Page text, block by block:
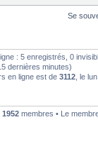
Se
: 5 enregistrés, 0
dernières minutes)
en ligne est de 3112 , le
1952 membres • Le